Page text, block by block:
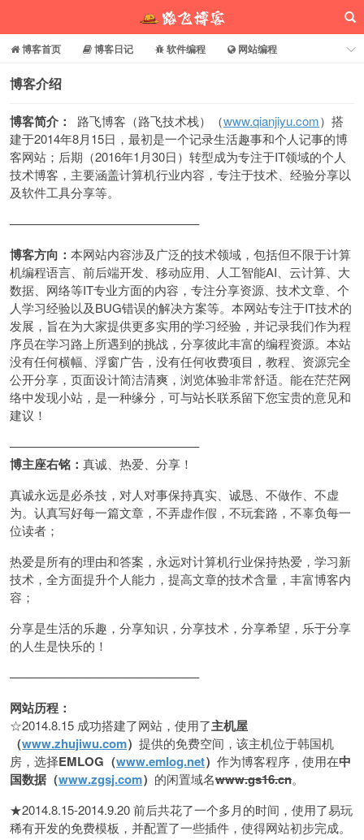
路飞博客
博客首页 博客日记 软件编程
网站编程
电脑常识
博客介绍
博客简介： 路飞博客（路飞技术栈）（www.qianjiyu.com）搭
建于2014年8月15日，最初是一个记录生活趣事和个人记事的博
客网站；后期（2016年1月30日）转型成为专注于IT领域的个人
技术博客，主要涵盖计算机行业内容，专注于技术、经验分享以
及软件工具分享等。
———————————————–
博客方向： 本网站内容涉及广泛的技术领域，包括但不限于计算
机编程语言、前后端开发、移动应用、人工智能AI、云计算、大
数据、网络等IT专业方面的内容，专注分享资源、技术文章、个
人学习经验以及BUG错误的解决方案等。本网站专注于IT技术的
发展，旨在为大家提供更多实用的学习经验，并记录我们作为程
序员在学习路上所遇到的挑战，分享彼此丰富的编程资源。本站
没有任何横幅、浮窗广告，没有任何收费项目，教程、资源完全
公开分享，页面设计简洁清爽，浏览体验非常舒适。能在茫茫网
络中发现小站，是一种缘分，可与站长联系留下您宝贵的意见和
建议！
———————————————–
博主座右铭： 真诚、热爱、分享！
真诚永远是必杀技，对人对事保持真实、诚恳、不做作、不虚
为。认真写好每一篇文章，不弄虚作假，不玩套路，不辜负每一
位读者；
热爱是所有的理由和答案，永远对计算机行业保持热爱，学习新
技术，全方面提升个人能力，提高文章的技术含量，丰富博客内
容；
分享是生活的乐趣，分享知识，分享技术，分享希望，乐于分享
的人生是快乐的！
———————————————–
网站历程：
☆2014.8.15 成功搭建了网站，使用了主机屋
（www.zhujiwu.com） 提供的免费空间，该主机位于韩国机
房，选择EMLOG （www.emlog.net） 作为博客程序，使用在中
国数据（www.zgsj.com） 的闲置域名www.gs16.cn。
★2014.8.15-2014.9.20 前后共花了一个多月的时间，使用了易玩
稀有开发的免费模板，并配置了一些插件，使得网站初步完成。